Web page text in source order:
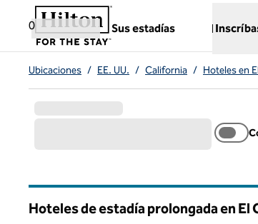
Saltar a contenido
0
Sus estadías
,abre una pestaña nueva
Ubicaciones / EE. UU. / California / Hoteles en
Hoteles de estadía prolongada en El